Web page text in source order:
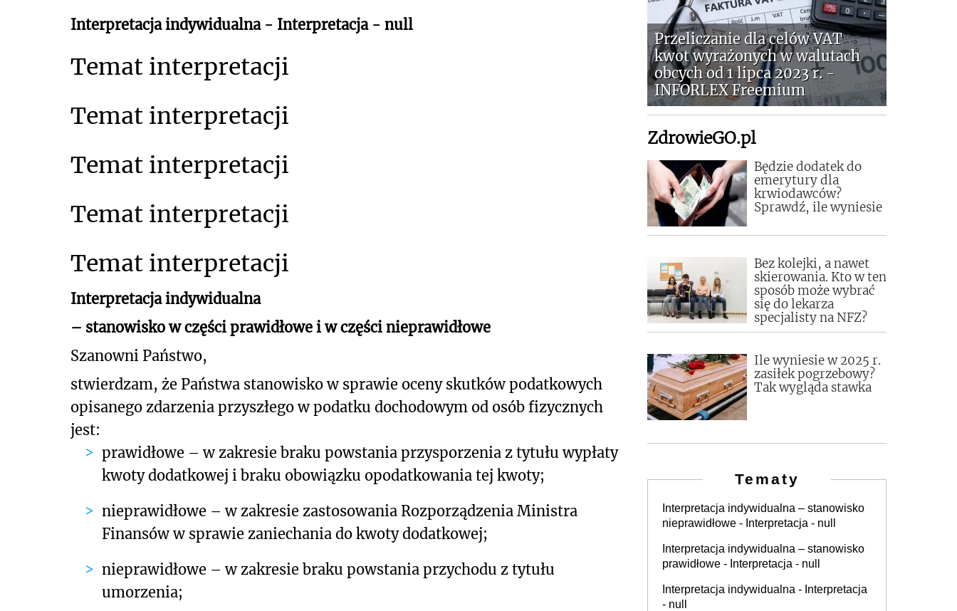
Interpretacja indywidualna - Interpretacja - null
Temat interpretacji
Temat interpretacji
Temat interpretacji
Temat interpretacji
Temat interpretacji
Interpretacja indywidualna
– stanowisko w części prawidłowe i w części nieprawidłowe
Szanowni Państwo,
stwierdzam, że Państwa stanowisko w sprawie oceny skutków podatkowych
opisanego zdarzenia przyszłego w podatku dochodowym od osób fizycznych
jest:
prawidłowe – w zakresie braku powstania przysporzenia z tytułu wypłaty
kwoty dodatkowej i braku obowiązku opodatkowania tej kwoty;
nieprawidłowe – w zakresie zastosowania Rozporządzenia Ministra
Finansów w sprawie zaniechania do kwoty dodatkowej;
nieprawidłowe – w zakresie braku powstania przychodu z tytułu
umorzenia;
Przeliczanie dla celów VAT
kwot wyrażonych w walutach
obcych od 1 lipca 2023 r. -
INFORLEX Freemium
ZdrowieGO.pl
Będzie dodatek do
emerytury dla
krwiodawców?
Sprawdź, ile wyniesie
Bez kolejki, a nawet
skierowania. Kto w ten
sposób może wybrać
się do lekarza
specjalisty na NFZ?
Ile wyniesie w 2025 r.
zasiłek pogrzebowy?
Tak wygląda stawka
Tematy
Interpretacja indywidualna – stanowisko
nieprawidłowe - Interpretacja - null
Interpretacja indywidualna – stanowisko
prawidłowe - Interpretacja - null
Interpretacja indywidualna - Interpretacja
- null